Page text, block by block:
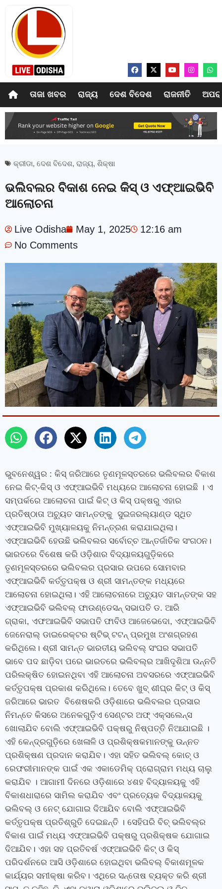
ତାଜା ଖବର ରାଜ୍ୟ ଦେଶ ବିଦେଶ ରାଜନୀତି
କ୍ରୀଡା, ଦେଶ ବିଦେଶ, ରାଜ୍ୟ, ଶିକ୍ଷା
ଭଲିବଲର ବିକାଶ ନେଇ କିସ୍‍ ଓ ଏଫ୍‍ଆଇଭିବି
ଆଲୋଚନା
Live Odisha May 1, 2025
12:16 am
No Comments
ଭୁବନେଶ୍ୱର : କିସ୍ ଜରିଆରେ ତୃଣମୂଳସ୍ତରରେ ଭଲିବଲର ବିକାଶ
ନେଇ କିଟ୍‍-କିସ୍‍ ଓ ଏଫ୍‍ଆଇଭିବି ମଧ୍ୟରେ ଆଲୋଚନା ହୋଇଛି । ଏ
ସମ୍ପର୍କରେ ଆଲୋଚନା ପାଇଁ କିଟ୍‍ ଓ କିସ୍‍ ପକ୍ଷରୁ ଏହାର
ପ୍ରତିଷ୍ଠାତା ଅଚ୍ୟୁତ ସାମନ୍ତଙ୍କୁ ସୁଇଜରଲ୍ୟାଣ୍ଡ ସ୍ଥିତ
ଏଫ୍‍ଆଇଭିବି ମୁଖ୍ୟାଳୟକୁ ନିମନ୍ତ୍ରଣ କରାଯାଇଥିଲା।
ଏଫ୍‍ଆଇଭିବି ହେଉଛି ଭଲିବଲର ସର୍ବୋଚ୍ଚ ଆନ୍ତର୍ଜାତିକ ସଂଗଠନ।
ଭାରତରେ ବିଶେଷ କରି ଓଡ଼ିଶାର ବିଦ୍ୟାଳୟଗୁଡ଼ିକରେ
ତୃଣମୂଳସ୍ତରରେ ଭଲିବଲର ପ୍ରସାର ଉପରେ ସୋମବାର
ଏଫ୍‍ଆଇଭିବି କର୍ତ୍ତୃପକ୍ଷ ଓ ଶ୍ରୀ ସାମନ୍ତଙ୍କ ମଧ୍ୟରେ
ଆଲୋଚନା ହୋଇଥିଲା। ଏହି ଆଲୋଚନାରେ ଅଚ୍ୟୁତ ସାମନ୍ତଙ୍କ ସହ
ଏଫ୍‍ଆଇଭିବି ଭଲିବଲ୍‍ ଫାଉଣ୍ଡେସନ୍‍ ସଭାପତି ଡ. ଆରି
ଗ୍ରାକା, ଏଫଆଇଭିବି ସଭାପତି ଫାବିଓ ଆଜେଭେଦୋ, ଏଫ୍‍ଆଇଭିବି
ଜେନେରାଲ୍‍ ଡାଇରେକ୍ଟର ଷ୍ଟିଭ୍‍ ଟଟନ୍‍ ପ୍ରମୁଖ ଅଂଶଗ୍ରହଣ
କରିଥିଲେ। ଶ୍ରୀ ସାମନ୍ତ ଭାରତୀୟ ଭଲିବଲ୍‍ ସଂଘର ସଭାପତି
ଭାବେ ପଦ ଛାଡ଼ିବା ପରେ ଭାରତରେ ଭଲିବଲ୍‍ର ଆଖିଦୃଶିଆ ଉନ୍ନତି
ପରିଲକ୍ଷିତ ହୋଇନଥିବା ଏହି ଆଲୋଚନା ଅବସରରେ ଏଫ୍‍ଆଇଭିବି
କର୍ତ୍ତୃପକ୍ଷ ପ୍ରକାଶ କରିଥିଲେ। ତେବେ ଖୁବ୍‍ ଶୀଘ୍ର କିଟ୍‍ ଓ କିସ୍‍
ଜରିଆରେ ଭାରତ ବିଶେଷକରି ଓଡ଼ିଶାରେ ଭଲିବଲର ପ୍ରସାର
ନିମନ୍ତେ କିସରେ ଅନେକଗୁଡ଼ିଏ ସେଣ୍ଟର ଅଫ୍‍ ଏକ୍‍ସଲେନ୍‍ସ
ଖୋଲାଯିବ ବୋଲି ଏଫ୍‍ଆଇଭିବି ପକ୍ଷରୁ ନିଷ୍ପତ୍ତି ନିଆଯାଇଛି ।
ଏହି କେନ୍ଦ୍ରଗୁଡ଼ିରେ ଖେଳାଳି ଓ ପ୍ରଶିକ୍ଷକମାନଙ୍କୁ ଉନ୍ନତ
ପ୍ରଶିକ୍ଷଣ ପ୍ରଦାନ କରାଯିବ। ଏହା ସହିତ ଭଲିବଲ୍‍ କୋଚ୍‍ ଓ
ରେଫରୀମାନଙ୍କ ପାଇଁ ଏକ ଏକାଡେମିକ୍‍ ପ୍ରୋଗ୍ରାମ ମଧ୍ୟ ଚାଲୁ
କରାଯିବ । ଆଗାମୀ ଦିନରେ ଓଡ଼ିଶାରେ ୪ଶହ ବିଦ୍ୟାଳୟକୁ ଏହି
ବିକାଶଧାରାରେ ସାମିଲ କରାଯିବ ଏବଂ ପ୍ରତ୍ୟେକ ବିଦ୍ୟାଳୟକୁ
ଭଲିବଲ୍‍ ଓ ନେଟ୍‍ ଯୋଗାଇ ଦିଆଯିବ ବୋଲି ଏଫ୍‍ଆଇଭିବି
କର୍ତ୍ତୃପକ୍ଷ ପ୍ରତିଶ୍ରୁତି ଦେଇଛନ୍ତି । ସେହିପରି ବିଚ୍‍ ଭଲିବଲ୍‍ର
ବିକାଶ ପାଇଁ ମଧ୍ୟ ଏଫ୍‍ଆଇଭିବି ପକ୍ଷରୁ ପ୍ରଶିକ୍ଷକ ଯୋଗାଇ
ଦିଆଯିବ। ଏହା ସହ ପ୍ରତିବର୍ଷ ଏଫ୍‍ଆଇଭିବି କିଟ୍‍ ଓ କିସ୍‍
ପରିଦର୍ଶନରେ ଆସି ଓଡ଼ିଶାରେ ହୋଇଥିବା ଭଲିବଲ୍‍ ବିକାଶମୂଳକ
କାର୍ଯ୍ୟର ସମୀକ୍ଷା କରିବ। ଏଥିରେ ସନ୍ତୋଷ ବ୍ୟକ୍ତ କରି ଶ୍ରୀ